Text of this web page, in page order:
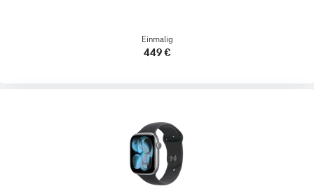
Einmalig
449 €